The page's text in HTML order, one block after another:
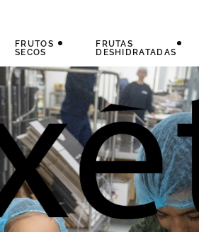
FRUTOS
SECOS
FRUTAS
DESHIDRATADAS